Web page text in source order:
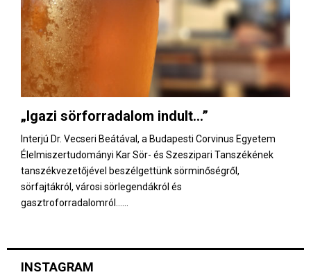
„Igazi sörforradalom indult…”
Interjú Dr. Vecseri Beátával, a Budapesti Corvinus Egyetem
Élelmiszertudományi Kar Sör- és Szeszipari Tanszékének
tanszékvezetőjével beszélgettünk sörminőségről,
sörfajtákról, városi sörlegendákról és
gasztroforradalomról…...
INSTAGRAM